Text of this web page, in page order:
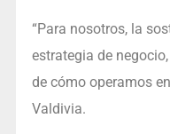
“Para nosotros, la
estrategia de
de cómo operamos
Valdivia.